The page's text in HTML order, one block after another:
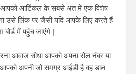
आपको आर्टिकल के सबसे अंत में एक विशेष
उसे लिंक पर जैसी यदि आपके लिए करते हैं
में पहुंच जाएंगे |
आवाज सीधा आपको अपना रोल नंबर या
अपनी जो समग्र आईडी है वह डाल